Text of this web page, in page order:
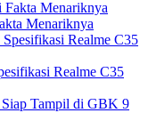
Menariknya
Realme C35